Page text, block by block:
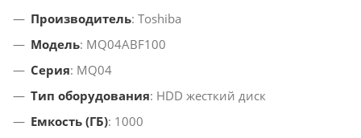
Производитель: Toshiba
Модель: MQ04ABF100
Серия: MQ04
Тип оборудования: HDD жесткий диск
Емкость (ГБ): 1000